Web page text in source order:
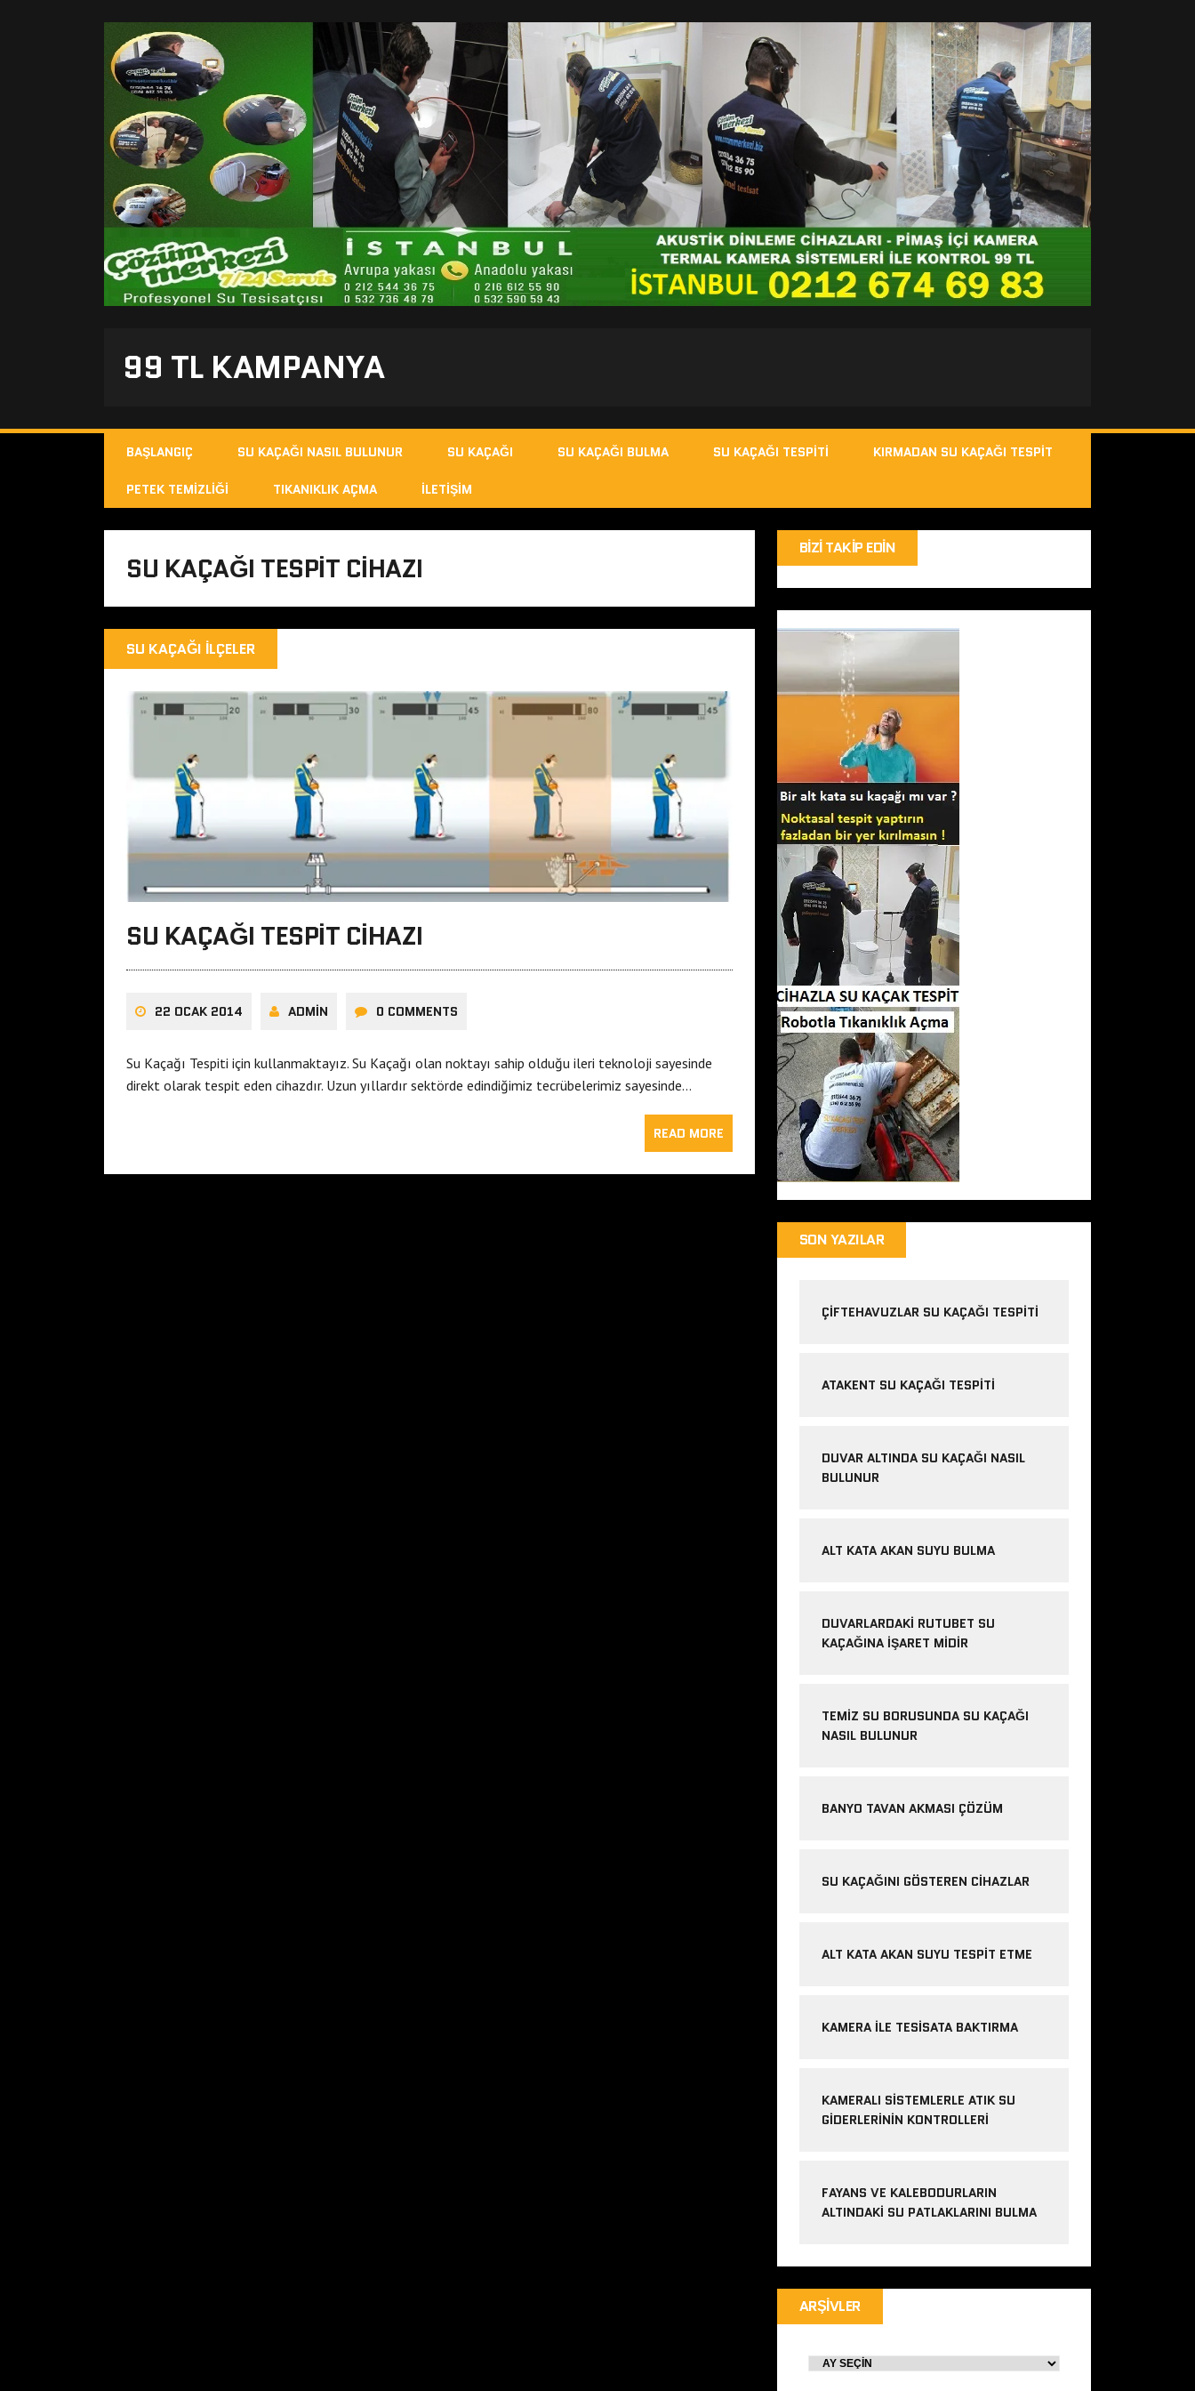
99 TL KAMPANYA
BAŞLANGIÇ SU KAÇAĞI NASIL BULUNUR SU KAÇAĞI SU KAÇAĞI BULMA SU KAÇAĞI TESPITI KIRMADAN SU KAÇAĞI TESPIT
PETEK TEMIZLIĞI TIKANIKLIK AÇMA İLETIŞIM
SU KAÇAĞI TESPIT CIHAZI
SU KAÇAĞI İLÇELER
SU KAÇAĞI TESPIT CIHAZI
22 OCAK 2014 ADMIN 0 COMMENTS
Su Kaçağı Tespiti için kullanmaktayız. Su Kaçağı olan noktayı sahip olduğu ileri teknoloji sayesinde
direkt olarak tespit eden cihazdır. Uzun yıllardır sektörde edindiğimiz tecrübelerimiz sayesinde…
READ MORE
BIZI TAKIP EDIN
SON YAZILAR
ÇIFTEHAVUZLAR SU KAÇAĞI TESPITI
ATAKENT SU KAÇAĞI TESPITI
DUVAR ALTINDA SU KAÇAĞI NASIL
BULUNUR
ALT KATA AKAN SUYU BULMA
DUVARLARDAKI RUTUBET SU
KAÇAĞINA İŞARET MIDIR
TEMIZ SU BORUSUNDA SU KAÇAĞI
NASIL BULUNUR
BANYO TAVAN AKMASI ÇÖZÜM
SU KAÇAĞINI GÖSTEREN CIHAZLAR
ALT KATA AKAN SUYU TESPIT ETME
KAMERA ILE TESISATA BAKTIRMA
KAMERALI SISTEMLERLE ATIK SU
GIDERLERININ KONTROLLERI
FAYANS VE KALEBODURLARIN
ALTINDAKI SU PATLAKLARINI BULMA
ARŞIVLER